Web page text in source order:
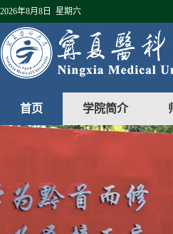
2026年8月8日 星期六
首页 学院简介